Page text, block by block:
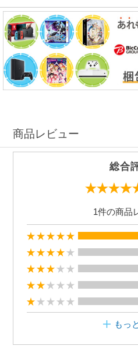
商品レビュー
総合
1件の商品
もっ